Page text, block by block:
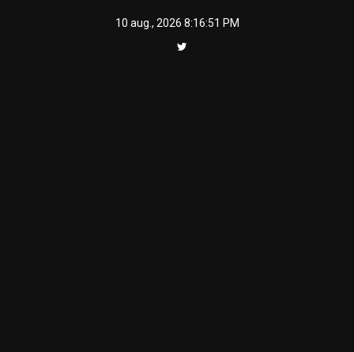
10 aug., 2026 8:16:51 PM